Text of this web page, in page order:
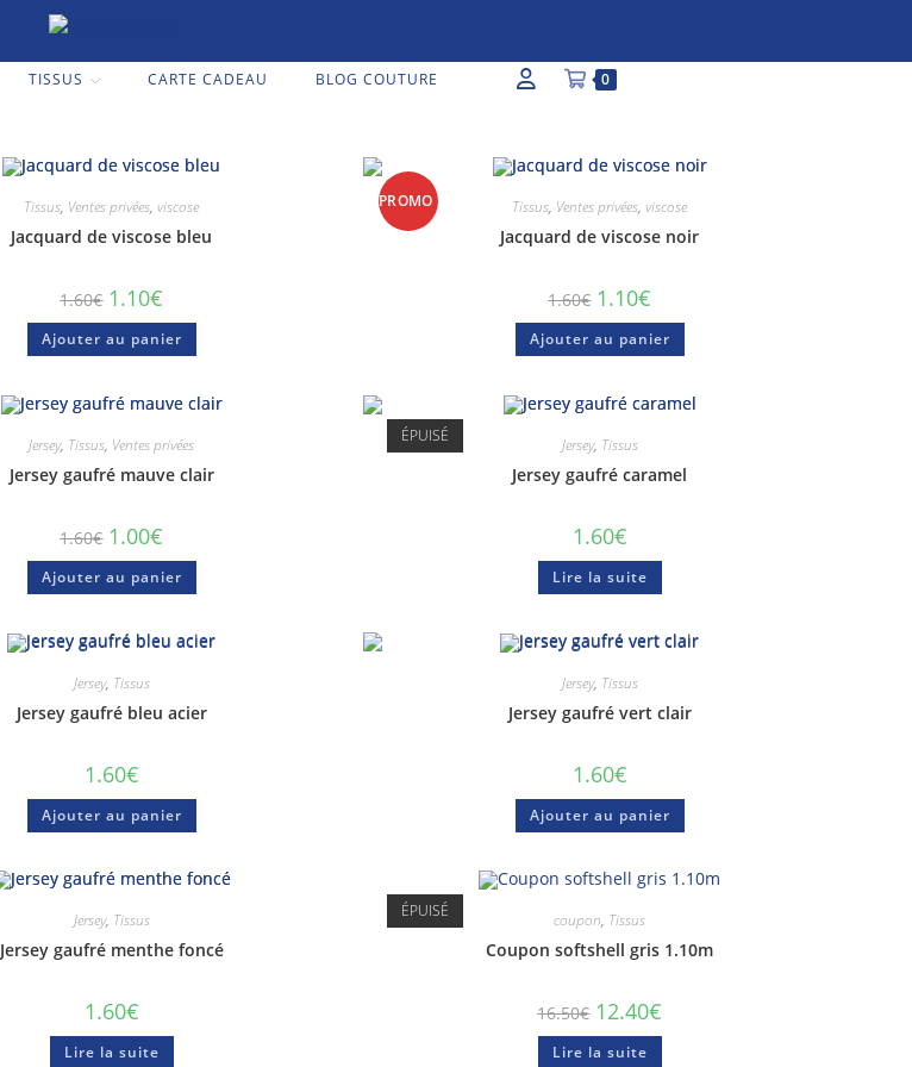
TISSUS CARTE CADEAU BLOG COUTURE 0
Tissus, Ventes privées,viscose
Jacquard de viscose bleu
1.60€ 1.10€
Ajouter au panier
PROMO Tissus, Ventes privées,viscose
Jacquard de viscose noir
1.60€ 1.10€
Ajouter au panier
Jersey, Tissus, Ventes privées
Jersey gaufré mauve clair
1.60€ 1.00€
Ajouter au panier
ÉPUISÉ Jersey, Tissus
Jersey gaufré caramel
1.60€
Lire la suite
Jersey, Tissus
Jersey gaufré bleu acier
1.60€
Ajouter au panier
Jersey, Tissus
Jersey gaufré vert clair
1.60€
Ajouter au panier
Jersey, Tissus
Jersey gaufré menthe foncé
1.60€
Lire la suite
ÉPUISÉ coupon, Tissus
Coupon softshell gris 1.10m
16.50€ 12.40€
Lire la suite
Politique de confidentialité
Rejoignez la communauté, pour